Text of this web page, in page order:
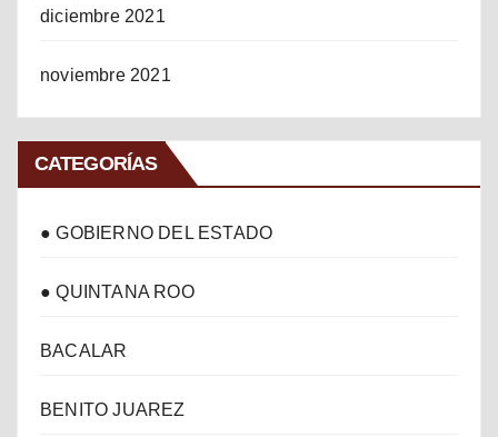
diciembre 2021
noviembre 2021
CATEGORÍAS
● GOBIERNO DEL ESTADO
● QUINTANA ROO
BACALAR
BENITO JUAREZ